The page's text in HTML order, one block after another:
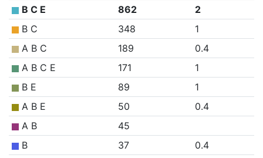
B C E
862
2
B C
348
1
A B C
189
0.4
A B C E
171
1
B E
89
1
A B E
50
0.4
A B
45
B
37
0.4